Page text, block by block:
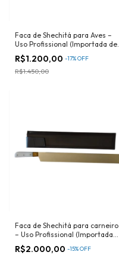
Faca de Shechitá para Aves –
Uso Profissional (Importada de
Israel)
R$1.200,00 -17%OFF
R$1.450,00
Faca de Shechitá para carneiro
– Uso Profissional (Importada
de Israel)
R$2.000,00 -15%OFF